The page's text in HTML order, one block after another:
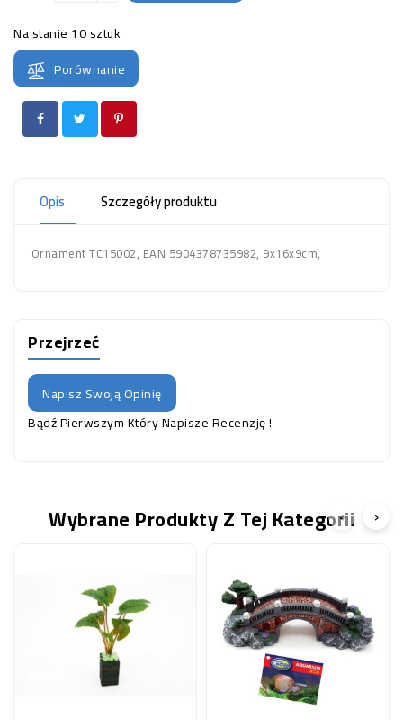
Na stanie 10 sztuk
Porównanie
Opis Szczegóły produktu
Ornament TC15002, EAN 5904378735982, 9x16x9cm,
Przejrzeć
Napisz Swoją Opinię
Bądź Pierwszym Który Napisze Recenzję !
Wybrane Produkty Z Tej Kategorii
‹ ›